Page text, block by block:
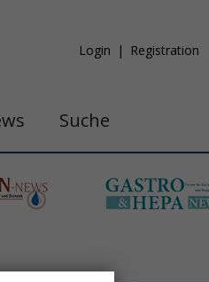
Login Registration
Suche